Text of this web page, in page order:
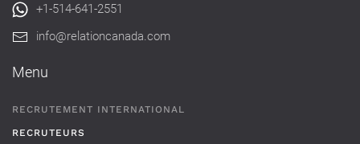
+1-514-641-2551
info@relationcanada.com
Menu
RECRUTEMENT INTERNATIONAL
RECRUTEURS